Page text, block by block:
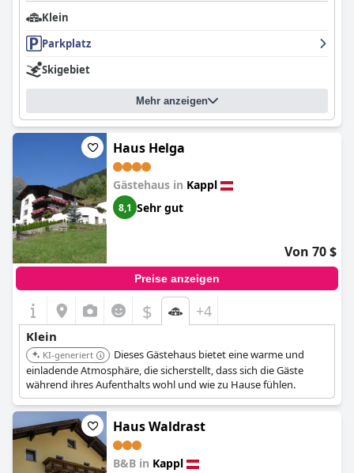
Klein
Parkplatz
Skigebiet
Mehr anzeigen
Haus Helga
Gästehaus in Kappl
8,1 Sehr gut
Von 70 $
Preise anzeigen
$ +4
Klein
KI-generiert
Dieses Gästehaus bietet eine warme und
einladende Atmosphäre, die sicherstellt, dass sich die Gäste
während ihres Aufenthalts wohl und wie zu Hause fühlen.
Haus Waldrast
B&B in Kappl